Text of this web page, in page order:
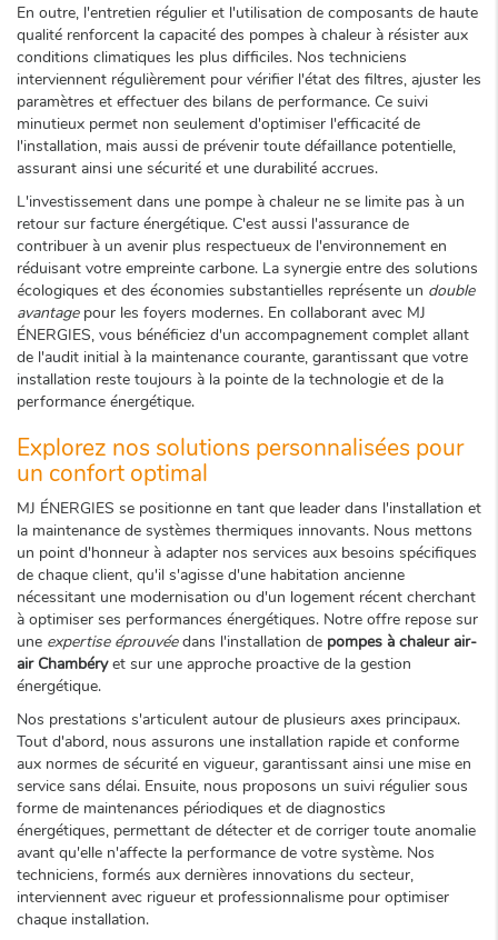
En outre, l'entretien régulier et l'utilisation de composants de haute
qualité renforcent la capacité des pompes à chaleur à résister aux
conditions climatiques les plus difficiles. Nos techniciens
interviennent régulièrement pour vérifier l'état des filtres, ajuster les
paramètres et effectuer des bilans de performance. Ce suivi
minutieux permet non seulement d'optimiser l'efficacité de
l'installation, mais aussi de prévenir toute défaillance potentielle,
assurant ainsi une sécurité et une durabilité accrues.
L'investissement dans une pompe à chaleur ne se limite pas à un
retour sur facture énergétique. C'est aussi l'assurance de
contribuer à un avenir plus respectueux de l'environnement en
réduisant votre empreinte carbone. La synergie entre des solutions
écologiques et des économies substantielles représente un double
avantagepour les foyers modernes. En collaborant avec MJ
ÉNERGIES, vous bénéficiez d'un accompagnement complet allant
de l'audit initial à la maintenance courante, garantissant que votre
installation reste toujours à la pointe de la technologie et de la
performance énergétique.
Explorez nos solutions personnalisées pour
un confort optimal
MJ ÉNERGIES se positionne en tant que leader dans l'installation et
la maintenance de systèmes thermiques innovants. Nous mettons
un point d'honneur à adapter nos services aux besoins spécifiques
de chaque client, qu'il s'agisse d'une habitation ancienne
nécessitant une modernisation ou d'un logement récent cherchant
à optimiser ses performances énergétiques. Notre offre repose sur
une expertise éprouvéedans l'installation de pompes à chaleur air-
air Chambéryet sur une approche proactive de la gestion
énergétique.
Nos prestations s'articulent autour de plusieurs axes principaux.
Tout d'abord, nous assurons une installation rapide et conforme
aux normes de sécurité en vigueur, garantissant ainsi une mise en
service sans délai. Ensuite, nous proposons un suivi régulier sous
forme de maintenances périodiques et de diagnostics
énergétiques, permettant de détecter et de corriger toute anomalie
avant qu'elle n'affecte la performance de votre système. Nos
techniciens, formés aux dernières innovations du secteur,
interviennent avec rigueur et professionnalisme pour optimiser
chaque installation.